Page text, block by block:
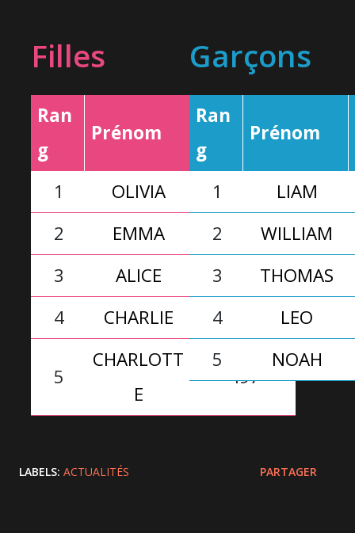
Filles
Ran
g
Prénom Fréquence
1 OLIVIA
2
EMMA
3
ALICE
4
CHARLIE
5
CHARLOTT
E
497
Garçons
Ran
g
Prénom
1
LIAM
2
WILLIAM
3
THOMAS
4
LEO
5
NOAH
LABELS: ACTUALITÉS PARTAGER